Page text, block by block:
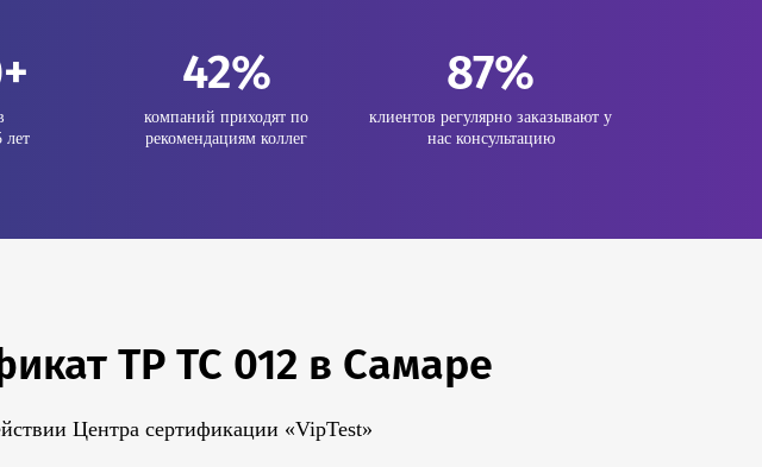
лет
42%
компаний приходят по
рекомендациям коллег
87%
клиентов регулярно заказывают у
нас консультацию
ТР ТС 012 в Самаре
Центра сертификации «VipTest»